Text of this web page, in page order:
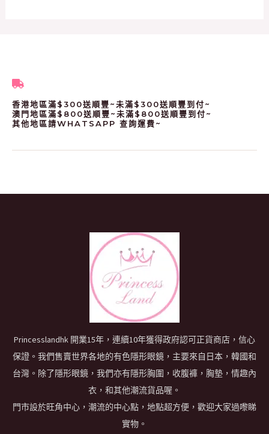
香港地區滿$300送順豐~未滿$300送順豐到付~
澳門地區滿$800送順豐~未滿$800送順豐到付~
其他地區請WHATSAPP 查詢運費~
Princesslandhk 開業15年，連續10年獲得政府認可正貨商店，信心
保證。我們售賣世界各地的有色隱形眼鏡，主要來自日本，韓國和
台灣。除了隱形眼鏡，我們亦有隱形胸圍，收腹褲，胸墊，情趣內
衣，和其他潮流貨品喔。
門市設於旺角中心，潮流的中心點，地點超方便，歡迎大家過嚟睇
實物。